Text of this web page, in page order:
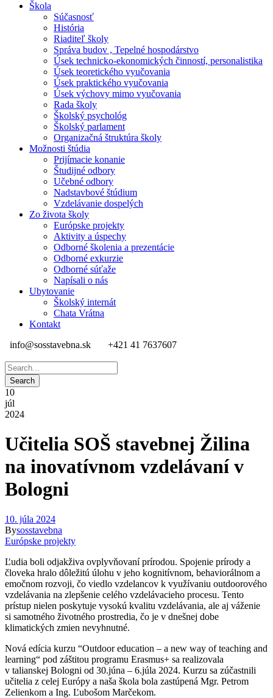
Škola
Súčasnosť
História
Riaditeľ školy
Správa budov , Tepelné hospodárstvo
Úsek technicko-ekonomických činností, personalistika
Úsek teoretického vyučovania
Úsek praktického vyučovania
Úsek výchovy mimo vyučovania
Rada školy
Školský psychológ
Školský parlament
Organizačná štruktúra školy
Možnosti štúdia
Prijímacie konanie
Študijné odbory
Učebné odbory
Nadstavbové štúdium
Vzdelávanie dospelých
Zo života školy
Európske projekty
Aktivity a úspechy
Odborné školenia a prezentácie
Odborné exkurzie
Odborné súťaže
Napísali o nás
Ubytovanie
Školský internát
Chata Vrátna
Kontakt
info@sosstavebna.sk
+421 41 7637607
10
júl
2024
Učitelia SOŠ stavebnej Žilina
na inovatívnom vzdelávaní v
Bologni
10. júla 2024
Bysosstavebna
Európske projekty
Ľudia boli odjakživa ovplyvňovaní prírodou. Spojenie prírody a
človeka hralo dôležitú úlohu v jeho kognitívnom, behaviorálnom a
emočnom rozvoji, čo viedlo vzdelancov k využívaniu outdoorového
vzdelávania na zlepšenie celého vzdelávacieho procesu. Tento
prístup nielen poskytuje vysokú kvalitu vzdelávania, ale aj váženie
si samotného životného prostredia, čo je v dnešnej dobe
klimatických zmien nevyhnutné.
Nová edícia kurzu “Outdoor education – a new way of teaching and
learning“ pod záštitou programu Erasmus+ sa realizovala
v talianskej Bologni od 30.júna – 6.júla 2024. Kurzu sa zúčastnili
učitelia z celej Európy a naša škola bola zastúpená Mgr. Petrom
Zelienkom a Ing. Ľubošom Marčekom.